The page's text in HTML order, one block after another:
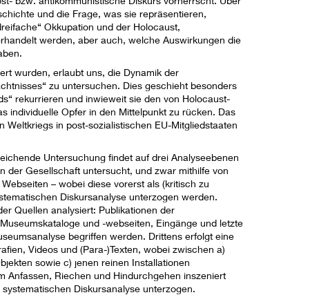
und die Frage, was sie repräsentieren,
Okkupation und der Holocaust,
werden, aber auch, welche Auswirkungen die
wurden, erlaubt uns, die Dynamik der
zu untersuchen. Dies geschieht besonders
rekurrieren und inwieweit sie den von Holocaust-
individuelle Opfer in den Mittelpunkt zu rücken. Das
Weltkriegs in post-sozialistischen EU-Mitgliedstaaten
Untersuchung findet auf drei Analyseebenen
der Gesellschaft untersucht, und zwar mithilfe von
– wobei diese vorerst als (kritisch zu
Diskursanalyse unterzogen werden.
Quellen analysiert: Publikationen der
und -webseiten, Eingänge und letzte
begriffen werden. Drittens erfolgt eine
Videos und (Para-)Texten, wobei zwischen a)
sowie c) jenen reinen Installationen
Anfassen, Riechen und Hindurchgehen inszeniert
Diskursanalyse unterzogen.